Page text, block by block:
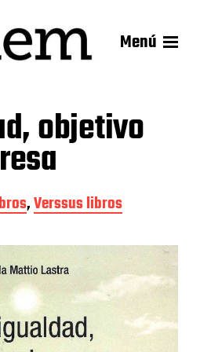
Menú
objetivo
,Verssus libros